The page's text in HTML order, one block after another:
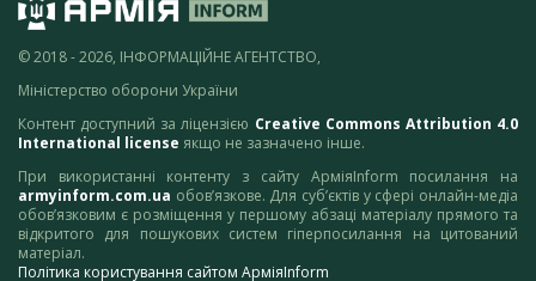
© 2018 - 2026, ІНФОРМАЦІЙНЕ АГЕНТСТВО,
Міністерство оборони України
Контент доступний за ліцензією Creative Commons Attribution 4.0
International license якщо не зазначено інше.
При використанні контенту з сайту АрміяInform посилання на
armyinform.com.ua обов’язкове. Для суб’єктів у сфері онлайн-медіа
обов’язковим є розміщення у першому абзаці матеріалу прямого та
відкритого для пошукових систем гіперпосилання на цитований
матеріал.
Політика користування сайтом АрміяInform